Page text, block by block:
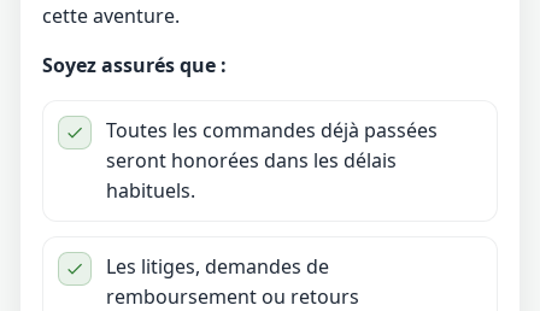
cette aventure.
Soyez assurés que :
Toutes les commandes déjà passées
seront honorées dans les délais
habituels.
Les litiges, demandes de
remboursement ou retours